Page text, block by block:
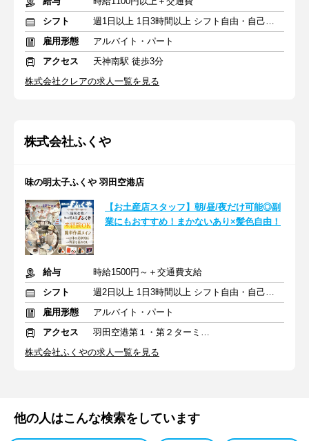
シフト
週1日以上 1日3時間以上 シフト自由・自己申告
雇用形態
アルバイト・パート
アクセス
天神南駅 徒歩3分
株式会社クレアの求人一覧を見る
株式会社ふくや
味の明太子ふくや 羽田空港店
【お土産店スタッフ】朝/昼/夜だけ可能◎副
業にもおすすめ！まかないあり×髪色自由！
給与
時給1500円～＋交通費支給
シフト
週2日以上 1日3時間以上 シフト自由・自己申告
雇用形態
アルバイト・パート
アクセス
羽田空港第１・第２ターミナル(京急)駅 徒歩0分
株式会社ふくやの求人一覧を見る
他の人はこんな検索をしています